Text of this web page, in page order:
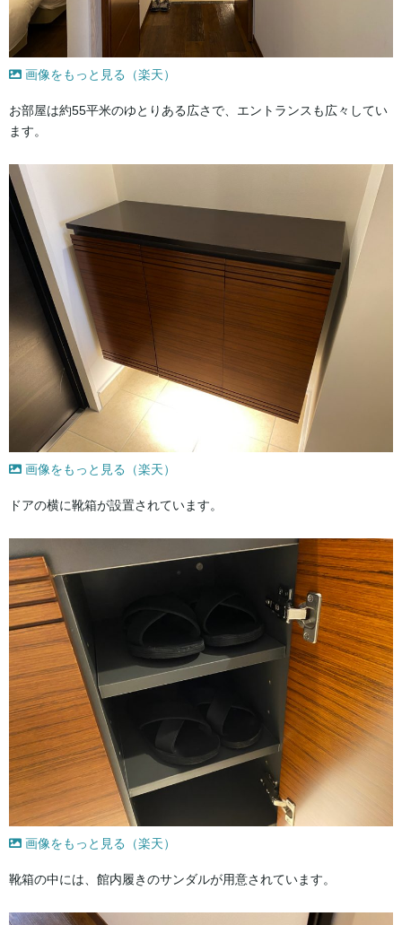
画像をもっと見る（楽天）
お部屋は約55平米のゆとりある広さで、エントランスも広々してい
ます。
画像をもっと見る（楽天）
ドアの横に靴箱が設置されています。
画像をもっと見る（楽天）
靴箱の中には、館内履きのサンダルが用意されています。